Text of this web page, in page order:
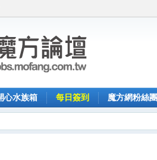
心水族箱 每日簽到 魔方網粉絲團